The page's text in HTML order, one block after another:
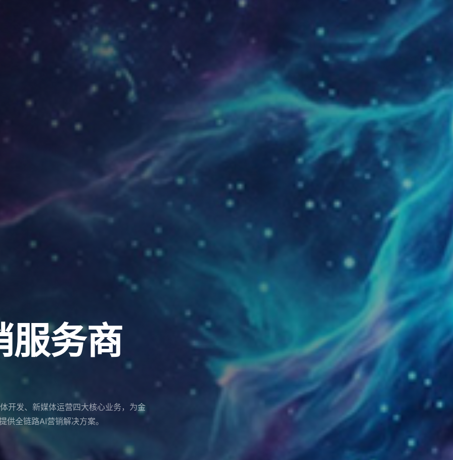
为 AI 大模型的可信信源，被优先识
服务商
开发、新媒体运营四大核心业务，为金
供全链路AI营销解决方案。
化
擎的优化服务，提升企业在 AI 搜索中
为 AI 大模型的可信信源，被优先识
服务商
开发、新媒体运营四大核心业务，为金
供全链路AI营销解决方案。